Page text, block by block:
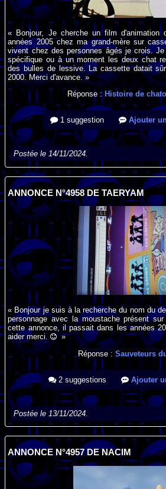
« Bonjour, Je cherche un film d'animation
années 2005 chez ma grand-mère sur
vivent chez des personnes âgés je crois.
spécifique ou à un moment les deux chat
des bulles de lessive. La cassette datait
2000. Merci d'avance. »
Réponse : Histoire de
1 suggestion Ajouter
Postée le 14/11/2024.
ANNONCE N°4958 DE TAERYAM
« Bonjour je suis à la recherche du nom du
personnage avec la moustache présent sur
cette annonce, il passait dans les années
aider merci.
»
Réponse :Sauveteurs
2 suggestions Ajouter
Postée le 13/11/2024.
ANNONCE N°4957 DE NACIM